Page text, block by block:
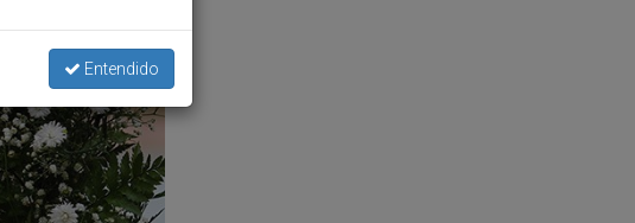
Entendido